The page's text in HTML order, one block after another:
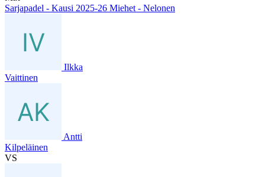
Sarjapadel - Kausi 2025-26 Miehet - Nelonen
Ilkka
Vaittinen
Antti
Kilpeläinen
VS